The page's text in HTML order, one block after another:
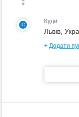
C Куди
+ Додати